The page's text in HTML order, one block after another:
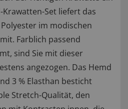
Krawatten-Set liefert das
Polyester im modischen
Farblich passend
sind Sie mit dieser
angezogen. Das Hemd
3 % Elasthan besticht
Stretch-Qualität, den